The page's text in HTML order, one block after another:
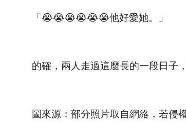
「😭😭😭😭😭😭他好愛她。」
的確，兩人走過這麼長的一段日子
圖來源：部分照片取自網絡，若侵